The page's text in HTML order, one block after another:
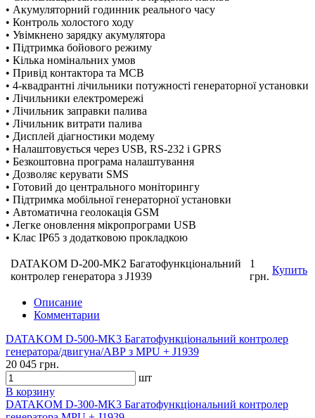
• Акумуляторний годинник реального часу
• Контроль холостого ходу
• Увімкнено зарядку акумулятора
• Підтримка бойового режиму
• Кілька номінальних умов
• Привід контактора та MCB
• 4-квадрантні лічильники потужності генераторної установки
• Лічильники електромережі
• Лічильник заправки палива
• Лічильник витрати палива
• Дисплей діагностики модему
• Налаштовується через USB, RS-232 і GPRS
• Безкоштовна програма налаштування
• Дозволяє керувати SMS
• Готовий до центрального моніторингу
• Підтримка мобільної генераторної установки
• Автоматична геолокація GSM
• Легке оновлення мікропрограми USB
• Клас IP65 з додатковою прокладкою
DATAKOM D-200-MK2 Багатофункціональний
контролер генератора з J1939
1
грн.
Купить
Описание
Комментарии
DATAKOM D-500-MK3 Багатофункціональний контролер
генератора/двигуна/АВР з MPU + J1939
20 045 грн.
шт
В корзину
DATAKOM D-300-MK3 Багатофункціональний контролер